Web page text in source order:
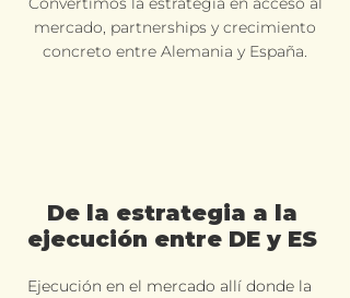
mercado, partnerships y crecimiento
concreto entre Alemania y España.
De la estrategia a la
ejecución entre DE y ES
Ejecución en el mercado allí donde la